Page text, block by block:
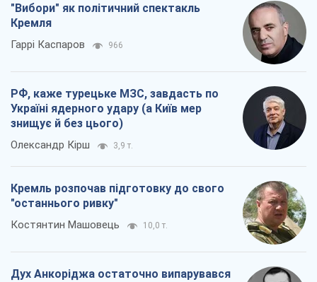
"Вибори" як політичний спектакль
Кремля
Гаррі Каспаров 966
РФ, каже турецьке МЗС, завдасть по
Україні ядерного удару (а Київ мер
знищує й без цього)
Олександр Кірш 3,9 т.
Кремль розпочав підготовку до свого
"останнього ривку"
Костянтин Машовець 10,0 т.
Дух Анкоріджа остаточно випарувався